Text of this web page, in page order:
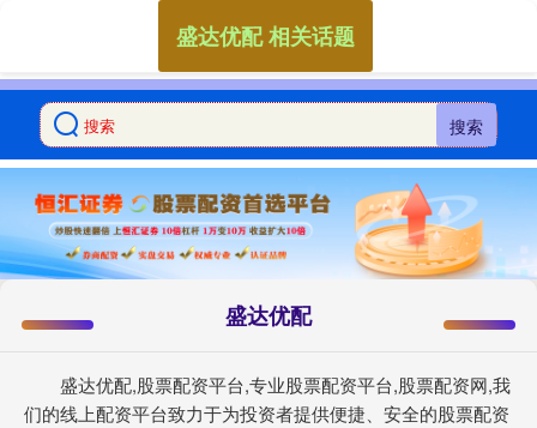
搜索
盛达优配
盛达优配,股票配资平台,专业股票配资平台,股票配资网,我
们的线上配资平台致力于为投资者提供便捷、安全的股票配资
盛达优配 相关话题